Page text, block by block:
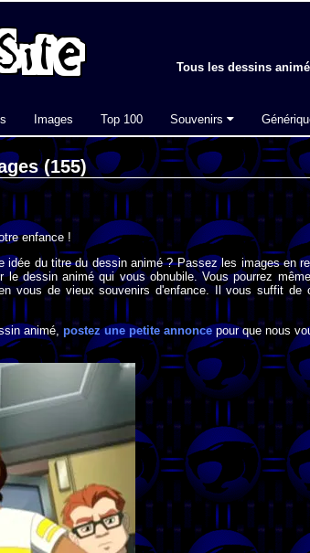
Tous les dessins
Images Top 100 Souvenirs
(155)
enfance !
idée du titre du dessin animé ? Passez les images en
le dessin animé qui vous obnubile. Vous pourrez
vous de vieux souvenirs d'enfance. Il vous suffit de
animé, postez une petite annonce pour que nous